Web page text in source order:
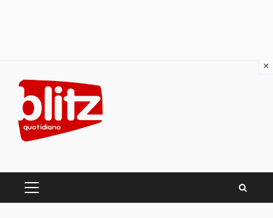
content
PRIMARY
×